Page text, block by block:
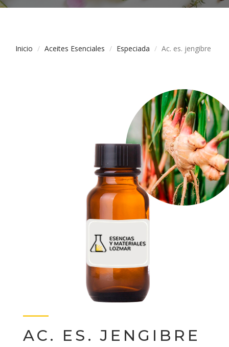
Inicio Aceites Esenciales Especiada Ac. es. jengibre
AC. ES. JENGIBRE